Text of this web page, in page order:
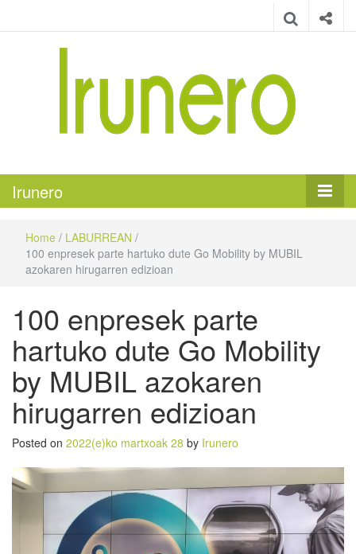
Irunero
Home / LABURREAN /
100 enpresek parte hartuko dute Go Mobility by MUBIL
azokaren hirugarren edizioan
100 enpresek parte
hartuko dute Go Mobility
by MUBIL azokaren
hirugarren edizioan
Posted on 2022(e)ko martxoak 28 by Irunero